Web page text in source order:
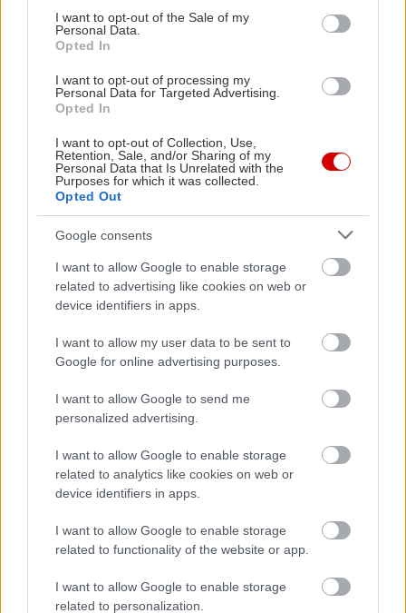
consent section.
I want to opt-out of the Sale of my
Personal Data.
Opted In
I want to opt-out of processing my
Personal Data for Targeted Advertising.
Opted In
I want to opt-out of Collection, Use,
Retention, Sale, and/or Sharing of my
Personal Data that Is Unrelated with the
Purposes for which it was collected.
Opted Out
Google consents
I want to allow Google to enable storage
related to advertising like cookies on web or
device identifiers in apps.
I want to allow my user data to be sent to
Google for online advertising purposes.
I want to allow Google to send me
personalized advertising.
I want to allow Google to enable storage
related to analytics like cookies on web or
device identifiers in apps.
I want to allow Google to enable storage
related to functionality of the website or app.
I want to allow Google to enable storage
related to personalization.
Κυριακή Γκιόκα
Αποφοίτησε από τo Pansik Fashion School ως σχεδιάστρια
μόδας. Κατόπιν, πραγματοποίησε σπουδές Μεταφυσικής και
Ψυχολογίας, στο πλευρό του Πητ Παπαδάκου και άλλων
καταξιωμένων διδασκάλων. Εδώ και χρόνια καταγίνεται
επαγγελματικά με την επιστήμη της Αστρολογίας, την
Εκτός από τη συγγραφική της δραστηριότητα, διατηρεί το